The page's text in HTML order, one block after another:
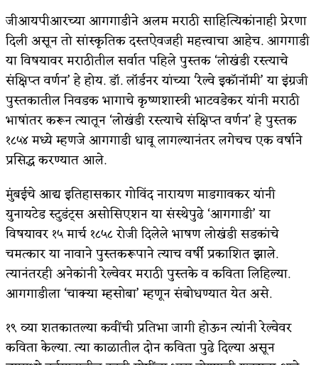
जीआयपीआरच्या आगगाडीने अलम मराठी साहित्यिकांनाही प्रेरणा
दिली असून तो सांस्कृतिक दस्तऐवजही महत्त्वाचा आहेच. आगगाडी
या विषयावर मराठीतील सर्वात पहिले पुस्तक ‘लोखंडी रस्त्याचे
संक्षिप्त वर्णन’ हे होय. डाॅ. लाॅर्डनर यांच्या ‘रेल्वे इकाॅनाॅमी’ या इंग्रजी
पुस्तकातील निवडक भागाचे कृष्णशास्त्री भाटवडेकर यांनी मराठी
भाषांतर करून त्यातून ‘लोखंडी रस्त्याचे संक्षिप्त वर्णन’ हे पुस्तक
१८५४ मध्ये म्हणजे आगगाडी धावू लागल्यानंतर लगेचच एक वर्षाने
प्रसिद्ध करण्यात आले.
मुंबईचे आद्य इतिहासकार गोविंद नारायण माडगावकर यांनी
युनायटेड स्टुडंट्स असोसिएशन या संस्थेपुढे ‘आगगाडी’ या
विषयावर १५ मार्च १८५८ रोजी दिलेले भाषण लोखंडी सडकांचे
चमत्कार या नावाने पुस्तकरूपाने त्याच वर्षी प्रकाशित झाले.
त्यानंतरही अनेकांनी रेल्वेवर मराठी पुस्तके व कविता लिहिल्या.
आगगाडीला ‘चाक्या म्हसोबा’ म्हणून संबोधण्यात येत असे.
१९ व्या शतकातल्या कवींची प्रतिभा जागी होऊन त्यांनी रेल्वेवर
कविता केल्या. त्या काळातील दोन कविता पुढे दिल्या असून